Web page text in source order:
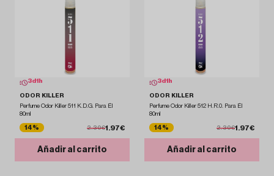
3d 1 h
ODOR KILLER
Perfume Odor Killer 511 K.D.G. Para Él
80ml
14% 2.30€1.97€
Añadir al carrito
3d 1 h
ODOR KILLER
Perfume Odor Killer 512 H.R.0. Para Él
80ml
14% 2.30€1.97€
Añadir al carrito